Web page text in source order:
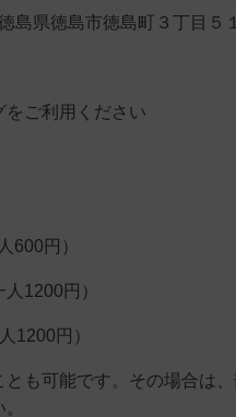
島県徳島市徳島町３丁目５
ご利用ください
円）
1200円）
1200円）
も可能です。その場合は